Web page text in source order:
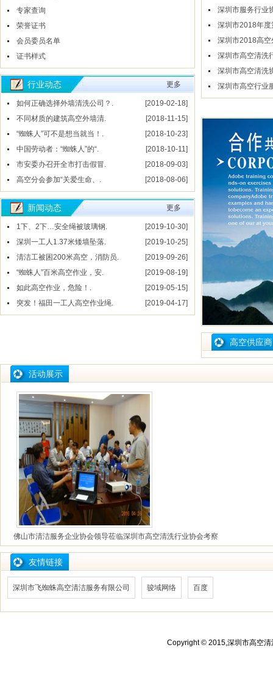
专家查询
荣誉证书
会员委员名单
证书样式
行业动态 更多
如何正确选择外墙清洗公司？.
[2019-02-18]
不同材质的建筑高空外墙清.
[2018-11-15]
“蜘蛛人”可不是想当就当！.
[2018-10-23]
中国劳动者：“蜘蛛人”的“.
[2018-10-11]
市安委办召开全市打击假冒.
[2018-09-03]
高空分会参加“关爱生命、.
[2018-08-06]
新闻动态 更多
1下、2下…安全绳被玻璃钢.
[2019-10-30]
深圳一工人1.37米矮墙坠落.
[2019-10-25]
清洁工被困200米高空，消防员.
[2019-09-26]
“蜘蛛人”百米高空作业，安.
[2019-08-19]
如此高空作业，危险！.
[2019-05-15]
突发！福田一工人高空作业绳.
[2019-04-17]
深圳市服务行业
导
深圳市2018年
深圳市2018高
深圳市高空清洗
会联合党委成立
深圳市高空清洗
深圳市高空行业
高空供应商
活动展示
佛山市清洁服务企业协会领导莅临深圳市高空清洗行业协会考察
友情链接
深圳市飞蜘蛛高空清洁服务有限公司 骏域网络 百度
Copyright © 2015,深圳市高空